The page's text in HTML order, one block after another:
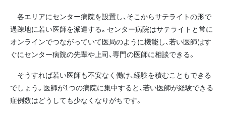
各エリアにセンター病院を設置し、そこからサテライトの形で
過疎地に若い医師を派遣する。センター病院はサテライトと常に
オンラインでつながっていて医局のように機能し、若い医師はす
ぐにセンター病院の先輩や上司、専門の医師に相談できる。
そうすれば若い医師も不安なく働け、経験を積むこともできる
でしょう。医師が1つの病院に集中すると、若い医師が経験できる
症例数はどうしても少なくなりがちです。